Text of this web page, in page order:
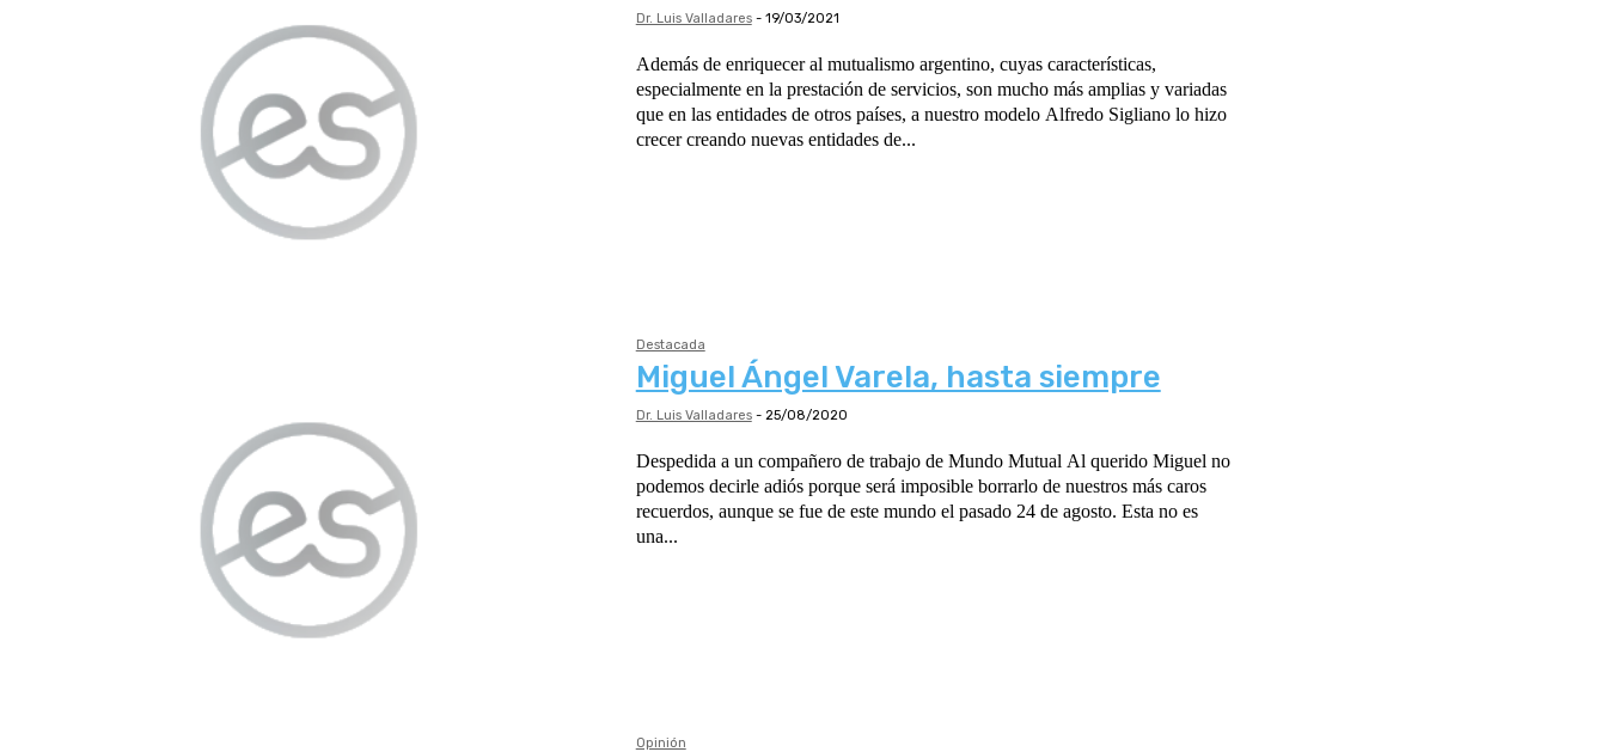
Dr. Luis Valladares - 19/03/2021
Además de enriquecer al mutualismo argentino, cuyas características,
especialmente en la prestación de servicios, son mucho más amplias y variadas
que en las entidades de otros países, a nuestro modelo Alfredo Sigliano lo hizo
crecer creando nuevas entidades de...
Destacada
Miguel Ángel Varela, hasta siempre
Dr. Luis Valladares - 25/08/2020
Despedida a un compañero de trabajo de Mundo Mutual Al querido Miguel no
podemos decirle adiós porque será imposible borrarlo de nuestros más caros
recuerdos, aunque se fue de este mundo el pasado 24 de agosto. Esta no es
una...
Opinión